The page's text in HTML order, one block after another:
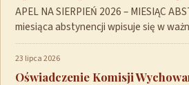
APEL NA SIERPIEŃ 2026 – MIESIĄC
miesiąca abstynencji wpisuje się w
23 lipca 2026
Oświadczenie Komisji